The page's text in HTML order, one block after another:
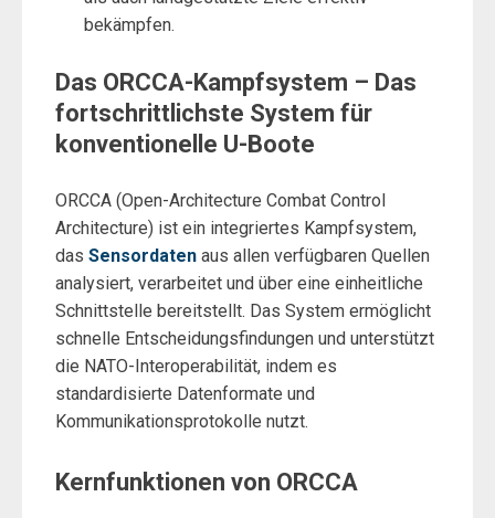
bekämpfen.
Das ORCCA-Kampfsystem – Das
fortschrittlichste System für
konventionelle U-Boote
ORCCA (Open-Architecture Combat Control
Architecture) ist ein integriertes Kampfsystem,
das Sensordaten aus allen verfügbaren Quellen
analysiert, verarbeitet und über eine einheitliche
Schnittstelle bereitstellt. Das System ermöglicht
schnelle Entscheidungsfindungen und unterstützt
die NATO-Interoperabilität, indem es
standardisierte Datenformate und
Kommunikationsprotokolle nutzt.
Kernfunktionen von ORCCA